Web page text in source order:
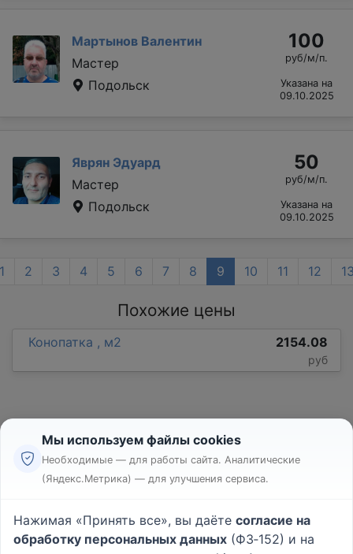
Мартынов Валентин
Мастер
Подольск
100
руб/м/п.
Указана на
09.10.2025
Яврян Эдуард
Мастер
Подольск
50
руб/м/п.
Указана на
09.10.2025
2 3 4 5 6 7 8 9 10 11 12
Похожие цены
Конопатка , м2 2154.08
руб
Реклама
Пользовательское соглашение
Политика конфиденциальности
Мы используем файлы cookies
Необходимые — для работы сайта. Аналитические
(Яндекс.Метрика) — для улучшения сервиса.
Нажимая «Принять все», вы даёте согласие на
обработку персональных данных (ФЗ‑152) и на